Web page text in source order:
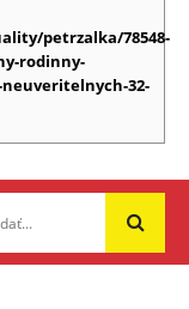
petrzalka/78548-
rodinny-
32-